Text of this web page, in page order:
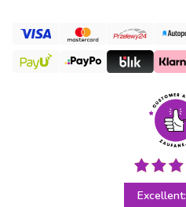
Excellent: